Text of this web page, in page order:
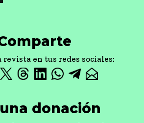
revista en tus redes sociales:
donación